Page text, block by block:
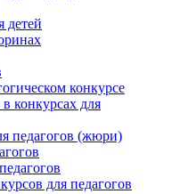
детей
конкурсе
конкурсах для
педагогов (жюри)
для педагогов